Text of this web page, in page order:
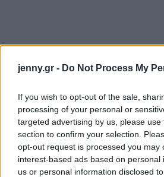
jenny.gr - Do Not Process My
If you wish to opt-out of the sale,
processing of your personal or
targeted advertising by us, please
section to confirm your selection.
opt-out request is processed you may
interest-based ads based on personal
us or personal information disclosed